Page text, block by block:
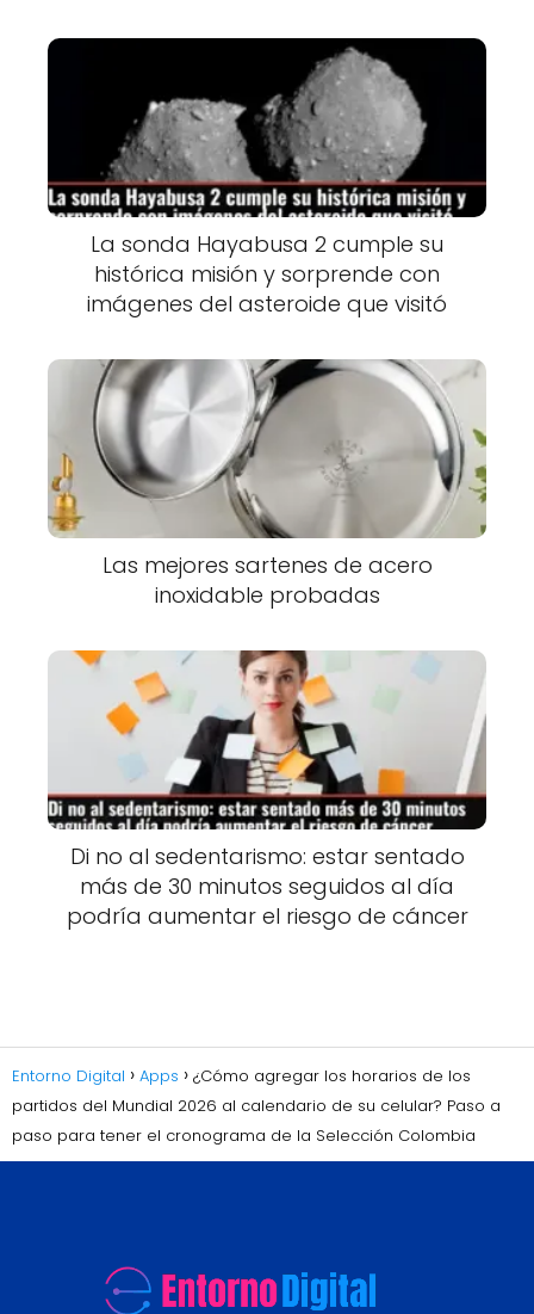
La sonda Hayabusa 2 cumple su
histórica misión y sorprende con
imágenes del asteroide que visitó
Las mejores sartenes de acero
inoxidable probadas
Di no al sedentarismo: estar sentado
más de 30 minutos seguidos al día
podría aumentar el riesgo de cáncer
Entorno Digital Apps
¿Cómo agregar los horarios de los
partidos del Mundial 2026 al calendario de su celular? Paso a
paso para tener el cronograma de la Selección Colombia